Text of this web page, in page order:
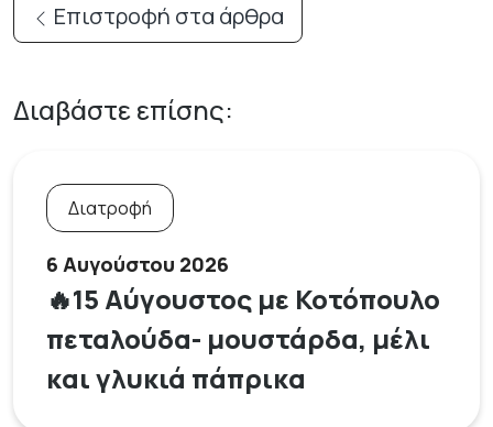
Επιστροφή στα άρθρα
Διαβάστε επίσης:
Διατροφή
6 Αυγούστου 2026
🔥15 Αύγουστος με Κοτόπουλο
πεταλούδα- μουστάρδα, μέλι
και γλυκιά πάπρικα